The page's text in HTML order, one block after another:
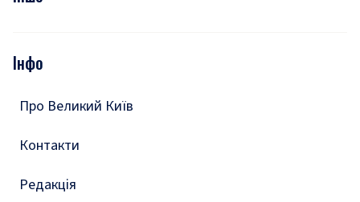
Подкасти
Тести
Інфо
Про Великий Київ
Контакти
Редакція